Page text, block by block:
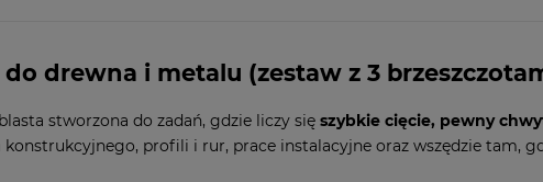
do drewna i metalu (zestaw z 3
stworzona do zadań, gdzie liczy się szybkie cięcie, pewny
profili i rur, prace instalacyjne oraz wszędzie tam,